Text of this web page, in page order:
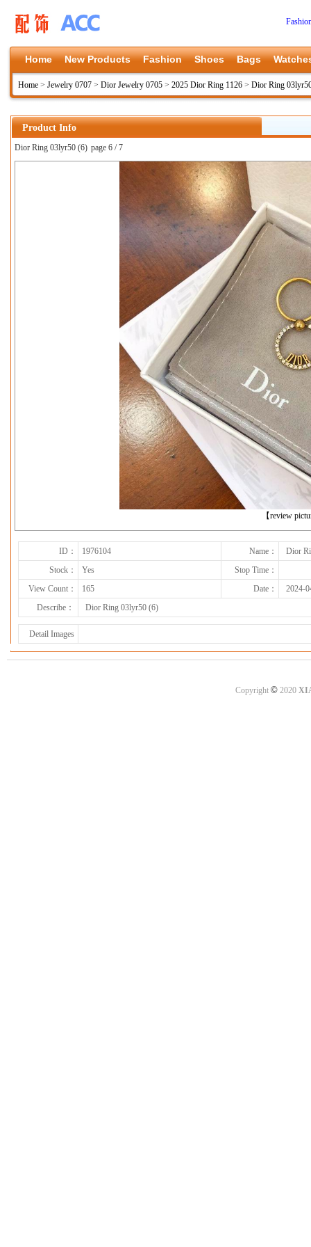
Home New Products Fashion Shoes Bags
Home > Jewelry 0707 > Dior Jewelry 0705 > 2025 Dior Ring 1126 > Dior Ring
Product Info
Dior Ring 03lyr50 (6) page 6 / 7
【review
ID： 1976104 Name：
Dior
Stock：
Yes
Stop Time：
View Count：
165 Date：
2024-
Describe：
Dior Ring 03lyr50 (6)
Detail Images
Copyright ©2020